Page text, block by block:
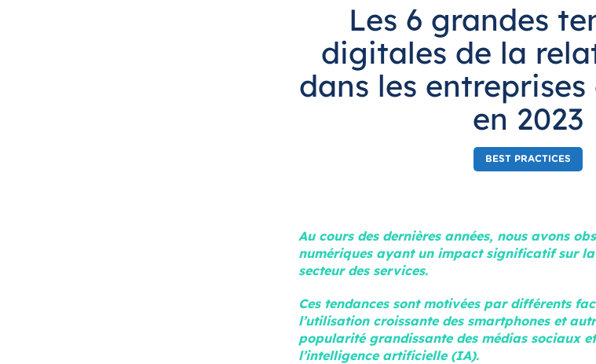
Les 6 grandes
digitales de la
dans les
en 2023
BEST PRACTICES
Au cours des dernières années, nous avons
numériques ayant un impact significatif sur
secteur des services.
Ces tendances sont motivées par différents
l’utilisation croissante des smartphones et
popularité grandissante des médias sociaux et
l’intelligence artificielle (IA).